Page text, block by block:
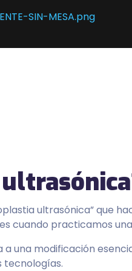
ultrasónica” que
cuando practicamos
una modificación
tecnologías.